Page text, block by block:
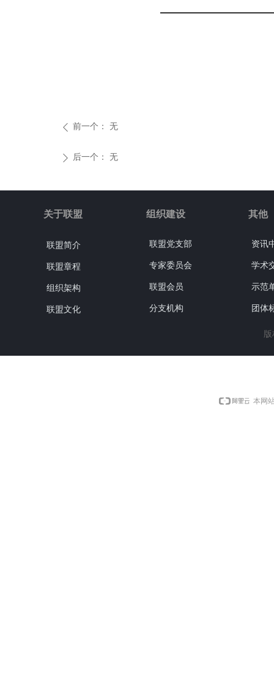
ꄴ 前一个： 无
ꄲ 后一个： 无
关于联盟
联盟简介
联盟章程
组织架构
联盟文化
联盟党支部
专家委员会
联盟会员
分支机构
组织建设
资讯
学术
示范
团体
其他
本网